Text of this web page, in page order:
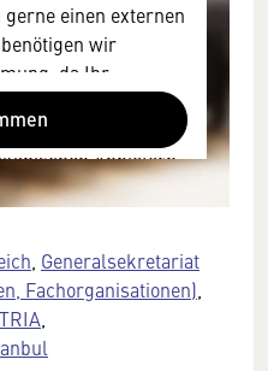
einen externen
wir
da Ihr
technische
Anbietern
kann die
Zugang zu
Generalsekretariat
Fachorganisationen)